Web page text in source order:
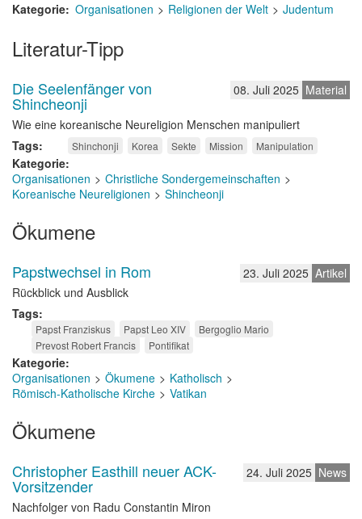
Kategorie Organisationen Religionen der Welt Judentum
Literatur-Tipp
Material
08. Juli 2025
Die Seelenfänger von
Shincheonji
Wie eine koreanische Neureligion Menschen manipuliert
Tags
Shinchonji Korea Sekte Mission Manipulation
Kategorie
Organisationen
Christliche Sondergemeinschaften
Koreanische Neureligionen
Shincheonji
Ökumene
Artikel
23. Juli 2025
Papstwechsel in Rom
Rückblick und Ausblick
Tags
Papst Franziskus Papst Leo XIV
Bergoglio Mario
Prevost Robert Francis
Pontifikat
Kategorie
Organisationen
Ökumene
Katholisch
Römisch-Katholische Kirche
Vatikan
Ökumene
News
24. Juli 2025
Christopher Easthill neuer ACK-
Vorsitzender
Nachfolger von Radu Constantin Miron